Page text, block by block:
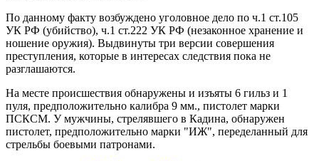
По данному факту возбуждено уголовное дело по ч.1 ст.105
УК РФ (убийство), ч.1 ст.222 УК РФ (незаконное хранение и
ношение оружия). Выдвинуты три версии совершения
преступления, которые в интересах следствия пока не
разглашаются.
На месте происшествия обнаружены и изъяты 6 гильз и 1
пуля, предположительно калибра 9 мм., пистолет марки
ПСКСМ. У мужчины, стрелявшего в Кадина, обнаружен
пистолет, предположительно марки "ИЖ", переделанный для
стрельбы боевыми патронами.